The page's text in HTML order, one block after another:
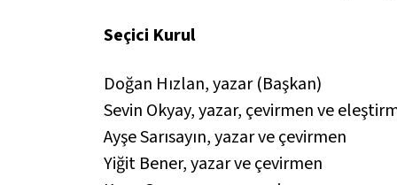
Seçici Kurul
Doğan Hızlan, yazar (Başkan)
Sevin Okyay, yazar, çevirmen ve
Ayşe Sarısayın, yazar ve çevirmen
Yiğit Bener, yazar ve çevirmen